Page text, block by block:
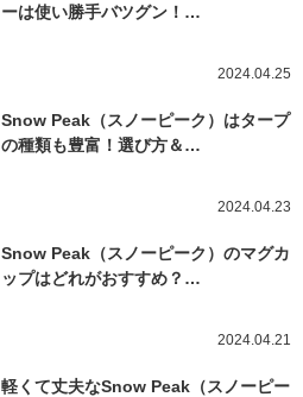
ーは使い勝手バツグン！…
2024.04.25
Snow Peak（スノーピーク）はタープ
の種類も豊富！選び方＆…
2024.04.23
Snow Peak（スノーピーク）のマグカ
ップはどれがおすすめ？…
2024.04.21
軽くて丈夫なSnow Peak（スノーピー